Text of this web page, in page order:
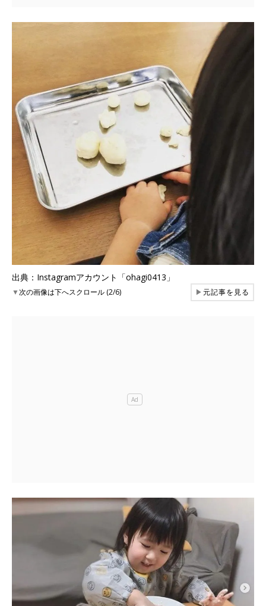
出典：Instagramアカウント「ohagi0413」
▼次の画像は下へスクロール (2/6) ▶元記事を見る